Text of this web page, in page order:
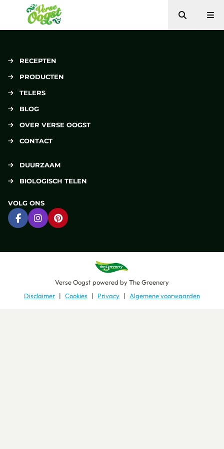
Verse Oogst
Zoeken
RECEPTEN
PRODUCTEN
TELERS
BLOG
OVER VERSE OOGST
CONTACT
DUURZAAM
BIOLOGISCH TELEN
VOLG ONS
Ga naar Facebook
Ga naar Instagram
Ga naar Pinterest
Verse Oogstpowered byThe Greenery
Disclaimer
Cookies Privacy Algemene voorwaarden